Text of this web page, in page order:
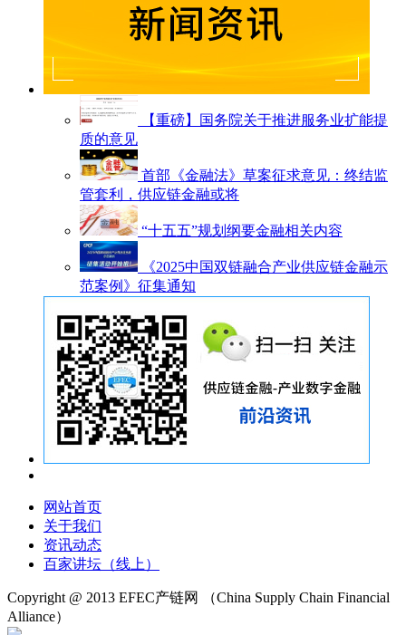
【重磅】国务院关于推进服务业扩能提
质的意见
首部《金融法》草案征求意见：终结监
管套利，供应链金融或将
“十五五”规划纲要金融相关内容
《2025中国双链融合产业供应链金融示
范案例》征集通知
网站首页
关于我们
资讯动态
百家讲坛（线上）
Copyright @ 2013 EFEC产链网
（China Supply Chain Financial
Alliance）